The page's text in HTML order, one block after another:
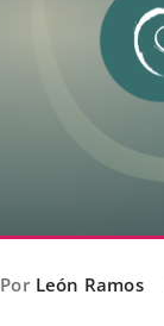
Por León Ramos